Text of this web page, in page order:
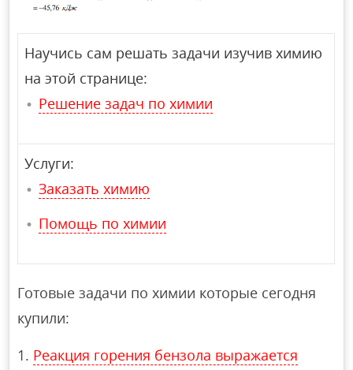
Научись сам решать задачи изучив химию
на этой странице:
Решение задач по химии
Услуги:
Заказать химию
Помощь по химии
Готовые задачи по химии которые сегодня
купили:
Реакция горения бензола выражается